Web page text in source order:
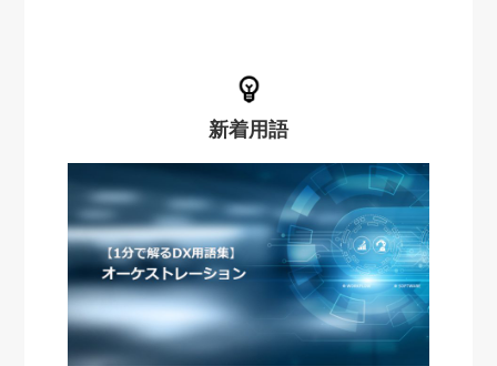
新着用語